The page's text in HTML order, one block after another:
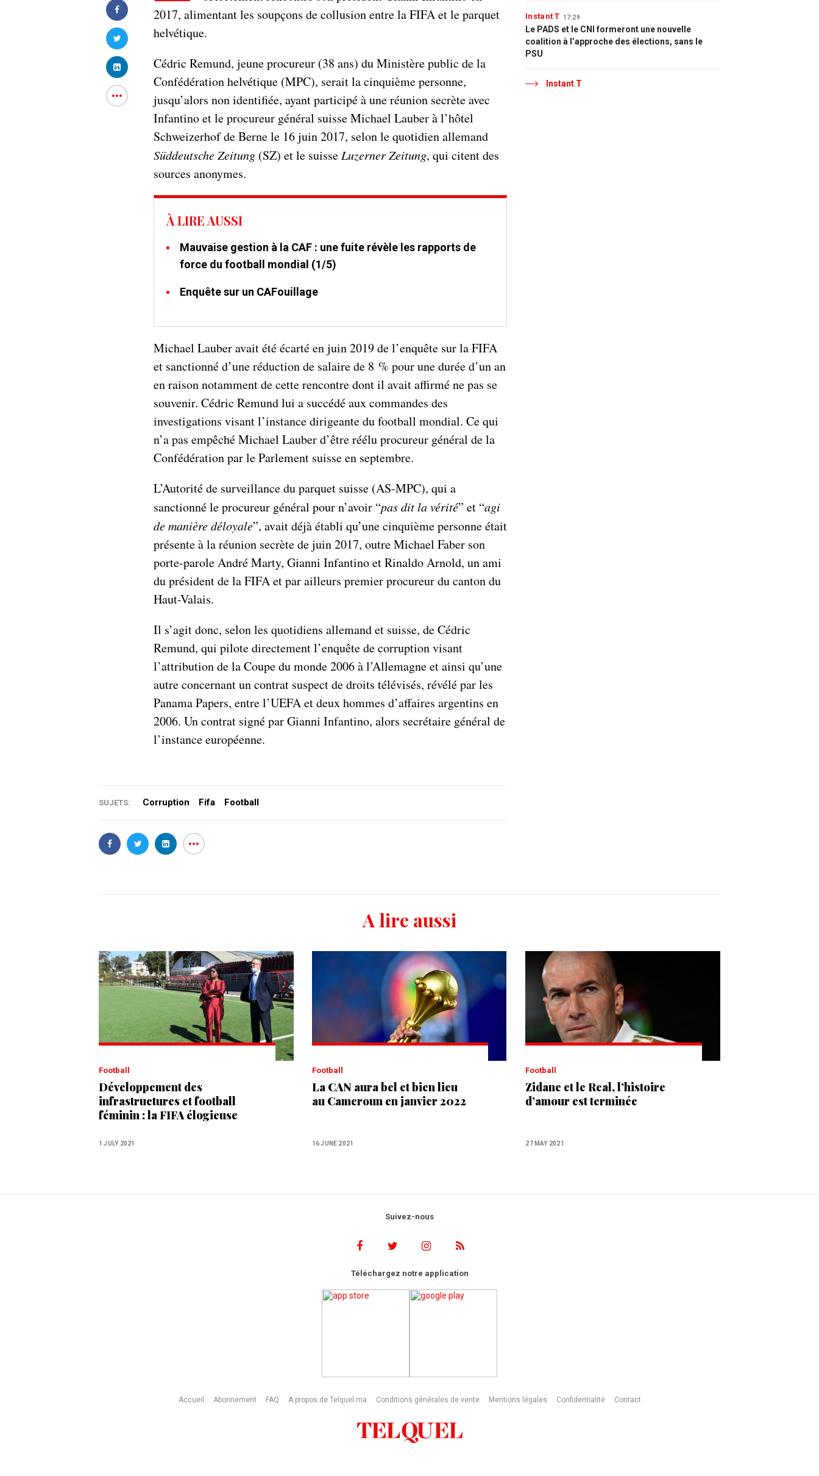
2017, alimentant les soupçons de collusion entre la FIFA et le parquet
helvétique.
Cédric Remund, jeune procureur (38 ans) du Ministère public de la
Confédération helvétique (MPC), serait la cinquième personne,
jusqu’alors non identifiée, ayant participé à une réunion secrète avec
Infantino et le procureur général suisse Michael Lauber à l’hôtel
Schweizerhof de Berne le 16 juin 2017, selon le quotidien allemand
Süddeutsche Zeitung (SZ) et le suisse Luzerner Zeitung, qui citent des
sources anonymes.
À LIRE AUSSI
Mauvaise gestion à la CAF : une fuite révèle les rapports de
force du football mondial (1/5)
Enquête sur un CAFouillage
Michael Lauber avait été écarté en juin 2019 de l’enquête sur la FIFA
et sanctionné d’une réduction de salaire de 8 % pour une durée d’un an
en raison notamment de cette rencontre dont il avait affirmé ne pas se
souvenir. Cédric Remund lui a succédé aux commandes des
investigations visant l’instance dirigeante du football mondial. Ce qui
n’a pas empêché Michael Lauber d’être réélu procureur général de la
Confédération par le Parlement suisse en septembre.
L’Autorité de surveillance du parquet suisse (AS-MPC), qui a
sanctionné le procureur général pour n’avoir “pas dit la vérité” et “agi
de manière déloyale”, avait déjà établi qu’une cinquième personne était
présente à la réunion secrète de juin 2017, outre Michael Faber son
porte-parole André Marty, Gianni Infantino et Rinaldo Arnold, un ami
du président de la FIFA et par ailleurs premier procureur du canton du
Haut-Valais.
Il s’agit donc, selon les quotidiens allemand et suisse, de Cédric
Remund, qui pilote directement l’enquête de corruption visant
l’attribution de la Coupe du monde 2006 à l’Allemagne et ainsi qu’une
autre concernant un contrat suspect de droits télévisés, révélé par les
Panama Papers, entre l’UEFA et deux hommes d’affaires argentins en
2006. Un contrat signé par Gianni Infantino, alors secrétaire général de
l’instance européenne.
SUJETS: Corruption Fifa Football
Instant T 17:29
Le PADS et le CNI formeront une nouvelle
coalition à l’approche des élections, sans le
PSU
Instant T
A lire aussi
Football
Développement des
infrastructures et football
féminin : la FIFA élogieuse
1 JULY 2021
Football
La CAN aura bel et bien lieu
au Cameroun en janvier 2022
16 JUNE 2021
Football
Zidane et le Real, l’histoire
d’amour est terminée
27 MAY 2021
Suivez-nous
Téléchargez notre application
Accueil Abonnement FAQ A propos de Telquel.ma Conditions générales de vente Mentions légales Confidentialité Contact